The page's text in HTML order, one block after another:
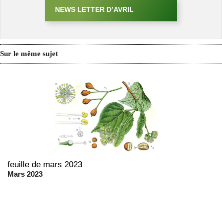
NEWS LETTER D’AVRIL
Sur le même sujet
feuille de mars 2023
Mars 2023